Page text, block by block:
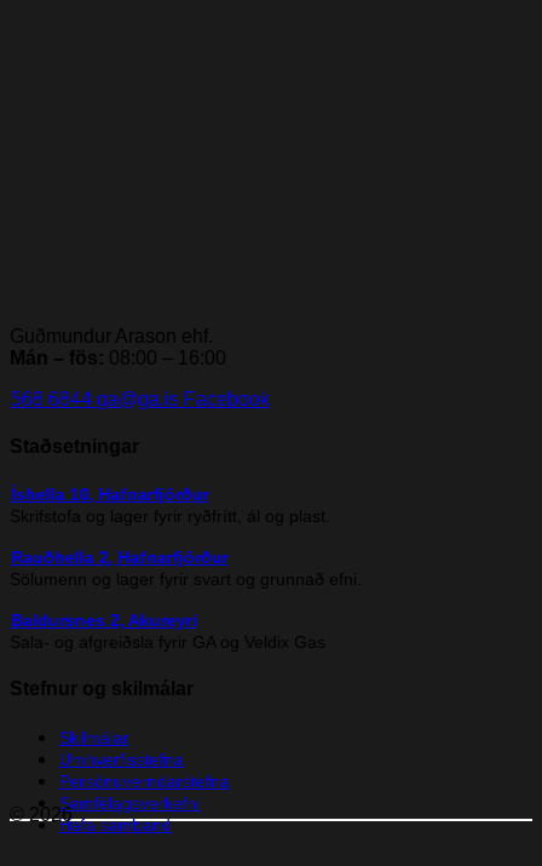
Guðmundur Arason ehf.
Mán – fös: 08:00 – 16:00
568 6844 ga@ga.is Facebook
Staðsetningar
Íshella 10, Hafnarfjörður
Skrifstofa og lager fyrir ryðfrítt, ál og plast.
Rauðhella 2, Hafnarfjörður
Sölumenn og lager fyrir svart og grunnað efni.
Baldursnes 2, Akureyri
Sala- og afgreiðsla fyrir GA og Veldix Gas
Stefnur og skilmálar
Skilmálar
Umhverfisstefna
Persónuverndarstefna
Samfélagsverkefni
Hafa samband
© 2026